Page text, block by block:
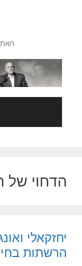
הדחוי של
יחזקאלי
הרשתות